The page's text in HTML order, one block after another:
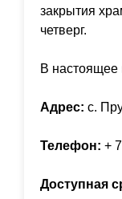
закрытия
четверг.
В настоящее
Адрес: c.
Телефон: +
Доступная